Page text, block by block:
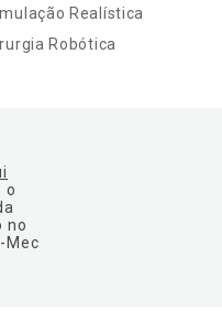
Realística
Robótica
o
no
Mec